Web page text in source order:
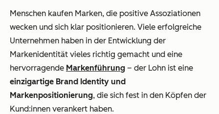
Menschen kaufen Marken, die positive Assoziationen
wecken und sich klar positionieren. Viele erfolgreiche
Unternehmen haben in der Entwicklung der
Markenidentität vieles richtig gemacht und eine
hervorragende Markenführung – der Lohn ist eine
einzigartige Brand Identity und
Markenpositionierung, die sich fest in den Köpfen der
Kund:innen verankert haben.